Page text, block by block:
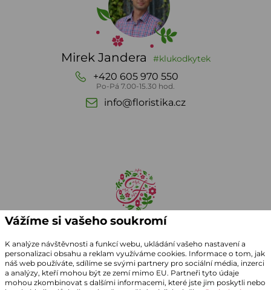
Mirek Jandera #klukodkytek
+420 605 970 550
Po-Pá 7.00-15.30 hod.
info@floristika.cz
Vážíme si vašeho soukromí
K analýze návštěvnosti a funkcí webu, ukládání vašeho nastavení a
personalizaci obsahu a reklam využíváme cookies. Informace o tom, jak
náš web používáte, sdílíme se svými partnery pro sociální média, inzerci
a analýzy, kteří mohou být ze zemí mimo EU. Partneři tyto údaje
mohou zkombinovat s dalšími informacemi, které jste jim poskytli nebo